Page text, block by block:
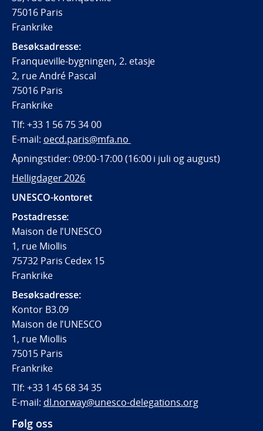
75016 Paris
Frankrike
Besøksadresse:
Franqueville-bygningen, 2. etasje
2, rue André Pascal
75016 Paris
Frankrike
Tlf: +33 1 56 75 34 00
E-mail: oecd.paris@mfa.no
Åpningstider: 09:00-17:00 (16:00 i juli og august)
Helligdager 2026
UNESCO-kontoret
Postadresse:
Maison de l'UNESCO
1, rue Miollis
75732 Paris Cedex 15
Frankrike
Besøksadresse:
Kontor B3.09
Maison de l'UNESCO
1, rue Miollis
75015 Paris
Frankrike
Tlf: +33 1 45 68 34 35
E-mail: dl.norway@unesco-delegations.org
Følg oss